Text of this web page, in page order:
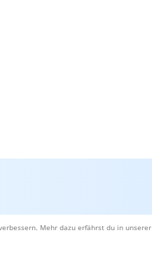
Mehr dazu erfährst du in unserer